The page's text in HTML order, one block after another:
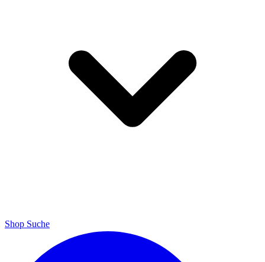
Shop Suche